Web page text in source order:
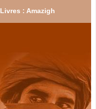
Livres : Amazigh